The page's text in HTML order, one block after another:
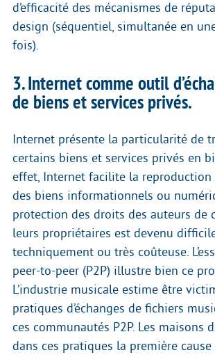
d’efficacité des mécanismes de
design (séquentiel, simultanée en
fois).
3. Internet comme outil
de biens et services privés.
Internet présente la particularité de
certains biens et services privés en
effet, Internet facilite la
des biens informationnels ou
protection des droits des auteurs de
leurs propriétaires est devenu
techniquement ou très coûteuse.
peer-to-peer (P2P) illustre bien ce
L’industrie musicale estime être
pratiques d’échanges de fichiers
ces communautés P2P. Les maisons
dans ces pratiques la première